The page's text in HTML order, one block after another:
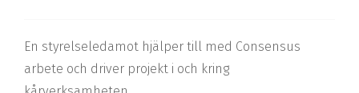
En styrelseledamot hjälper till med Consensus
arbete och driver projekt i och kring